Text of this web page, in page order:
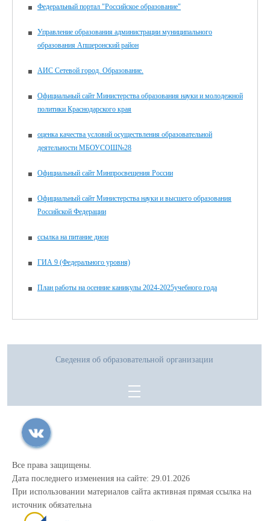
Федеральный портал "Российское образование"
Управление образования администрации муниципального
образования Апшеронский район
АИС Сетевой город. Образование.
Официальный сайт Министерства образования науки и молодежной
политики Краснодарского края
оценка качества условий осуществления образовательной
деятельности МБОУСОШ№28
Официальный сайт Минпросвещения России
Официальный сайт Министерства науки и высшего образования
Российской Федерации
ссылка на питание дион
ГИА 9 (Федерального уровня)
План работы на осенние каникулы 2024-2025учебного года
Сведения об образовательной организации
Все права защищены.
Дата последнего изменения на сайте: 29.01.2026
При использовании материалов сайта активная прямая ссылка на
источник обязательна